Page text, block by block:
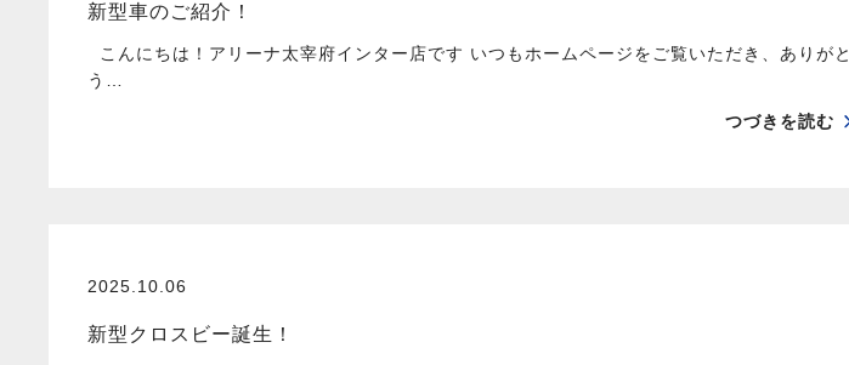
新型車のご紹介！
こんにちは！アリーナ太宰府インター店です いつもホームページをご覧いただき、ありがと
う…
つづきを読む
2025.10.06
新型クロスビー誕生！